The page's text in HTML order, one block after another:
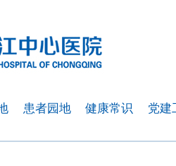
患者园地 健康常识 党建